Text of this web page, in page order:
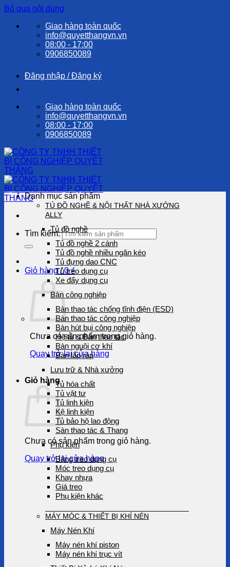
Bỏ qua nội dung
Giao hàng toàn quốc
info@quyetthangvn.vn
08:00 - 17:00
0906850089
Đăng nhập / Đăng ký
Giao hàng toàn quốc
info@quyetthangvn.vn
08:00 - 17:00
0906850089
Tìm kiếm:
Giỏ hàng /0₫
Chưa có sản phẩm trong giỏ hàng.
Quay trở lại cửa hàng
Giỏ hàng
Chưa có sản phẩm trong giỏ hàng.
Quay trở lại cửa hàng
Danh mục sản phẩm
TỦ ĐỒ NGHỀ & NỘI THẤT NHÀ XƯỞNG
ALLY
Tủ đồ nghề
Tủ đồ nghề 2 cánh
Tủ đồ nghề nhiều ngăn kéo
Tủ đựng dao CNC
Tủ treo dụng cụ
Xe đẩy dụng cụ
Bàn công nghiệp
Bàn thao tác chống tĩnh điện (ESD)
Bàn thao tác công nghiệp
Bàn hút bụi công nghiệp
Hệ tủ & Bàn thao tác
Bàn nguội cơ khí
Bàn lắp ráp
Lưu trữ & Nhà xưởng
Tủ hóa chất
Tủ vật tư
Tủ linh kiện
Kệ linh kiện
Tủ bảo hộ lao động
Sàn thao tác & Thang
Phụ kiện
Bảng treo dụng cụ
Móc treo dụng cụ
Khay nhựa
Giá treo
Phụ kiện khác
MÁY MÓC & THIẾT BỊ KHÍ NÉN
Máy Nén Khí
Máy nén khí piston
Máy nén khí trục vít